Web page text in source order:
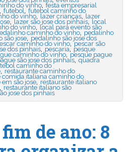
do vinho, festa empresarial
futebol futebol caminho do
do vinho, lazer crianças, lazer
, lazer são jose dos pinhais, local
do vinho, local para evento são
caminho do vinho, pedalinho
são jose, pedalinho são jose dos
caminho do vinho, pescar são
dos pinhais, pescaria , pesque
caminho do vinho, pesque pague
são jose dos pinhais, quadra
caminho do
, restaurante caminho do
comida italiana caminho do
são jose, restaurante italiano
restaurante italiano são
jose dos pinhais
de ano: 8